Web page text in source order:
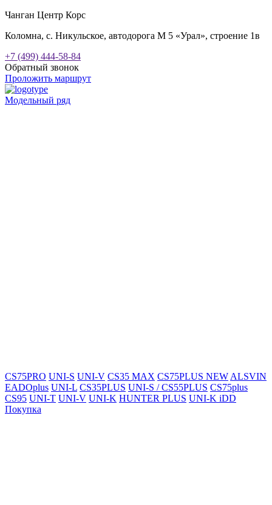
Чанган Центр Корс
Коломна, с. Никульское, автодорога М 5 «Урал», строение 1в
+7 (499) 444-58-84
Обратный звонок
Проложить маршрут
Модельный ряд
CS75PRO UNI-S UNI-V CS35 MAX CS75PLUS NEW ALSVIN
EADOplus UNI-L CS35PLUS UNI-S / CS55PLUS CS75plus
CS95 UNI-T UNI-V UNI-K HUNTER PLUS UNI-K iDD
Покупка